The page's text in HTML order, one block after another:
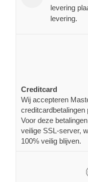
levering
levering.
Creditcard
Wij accepteren
creditcardbetalingen
Voor deze
veilige SSL-server,
100% veilig blijven.